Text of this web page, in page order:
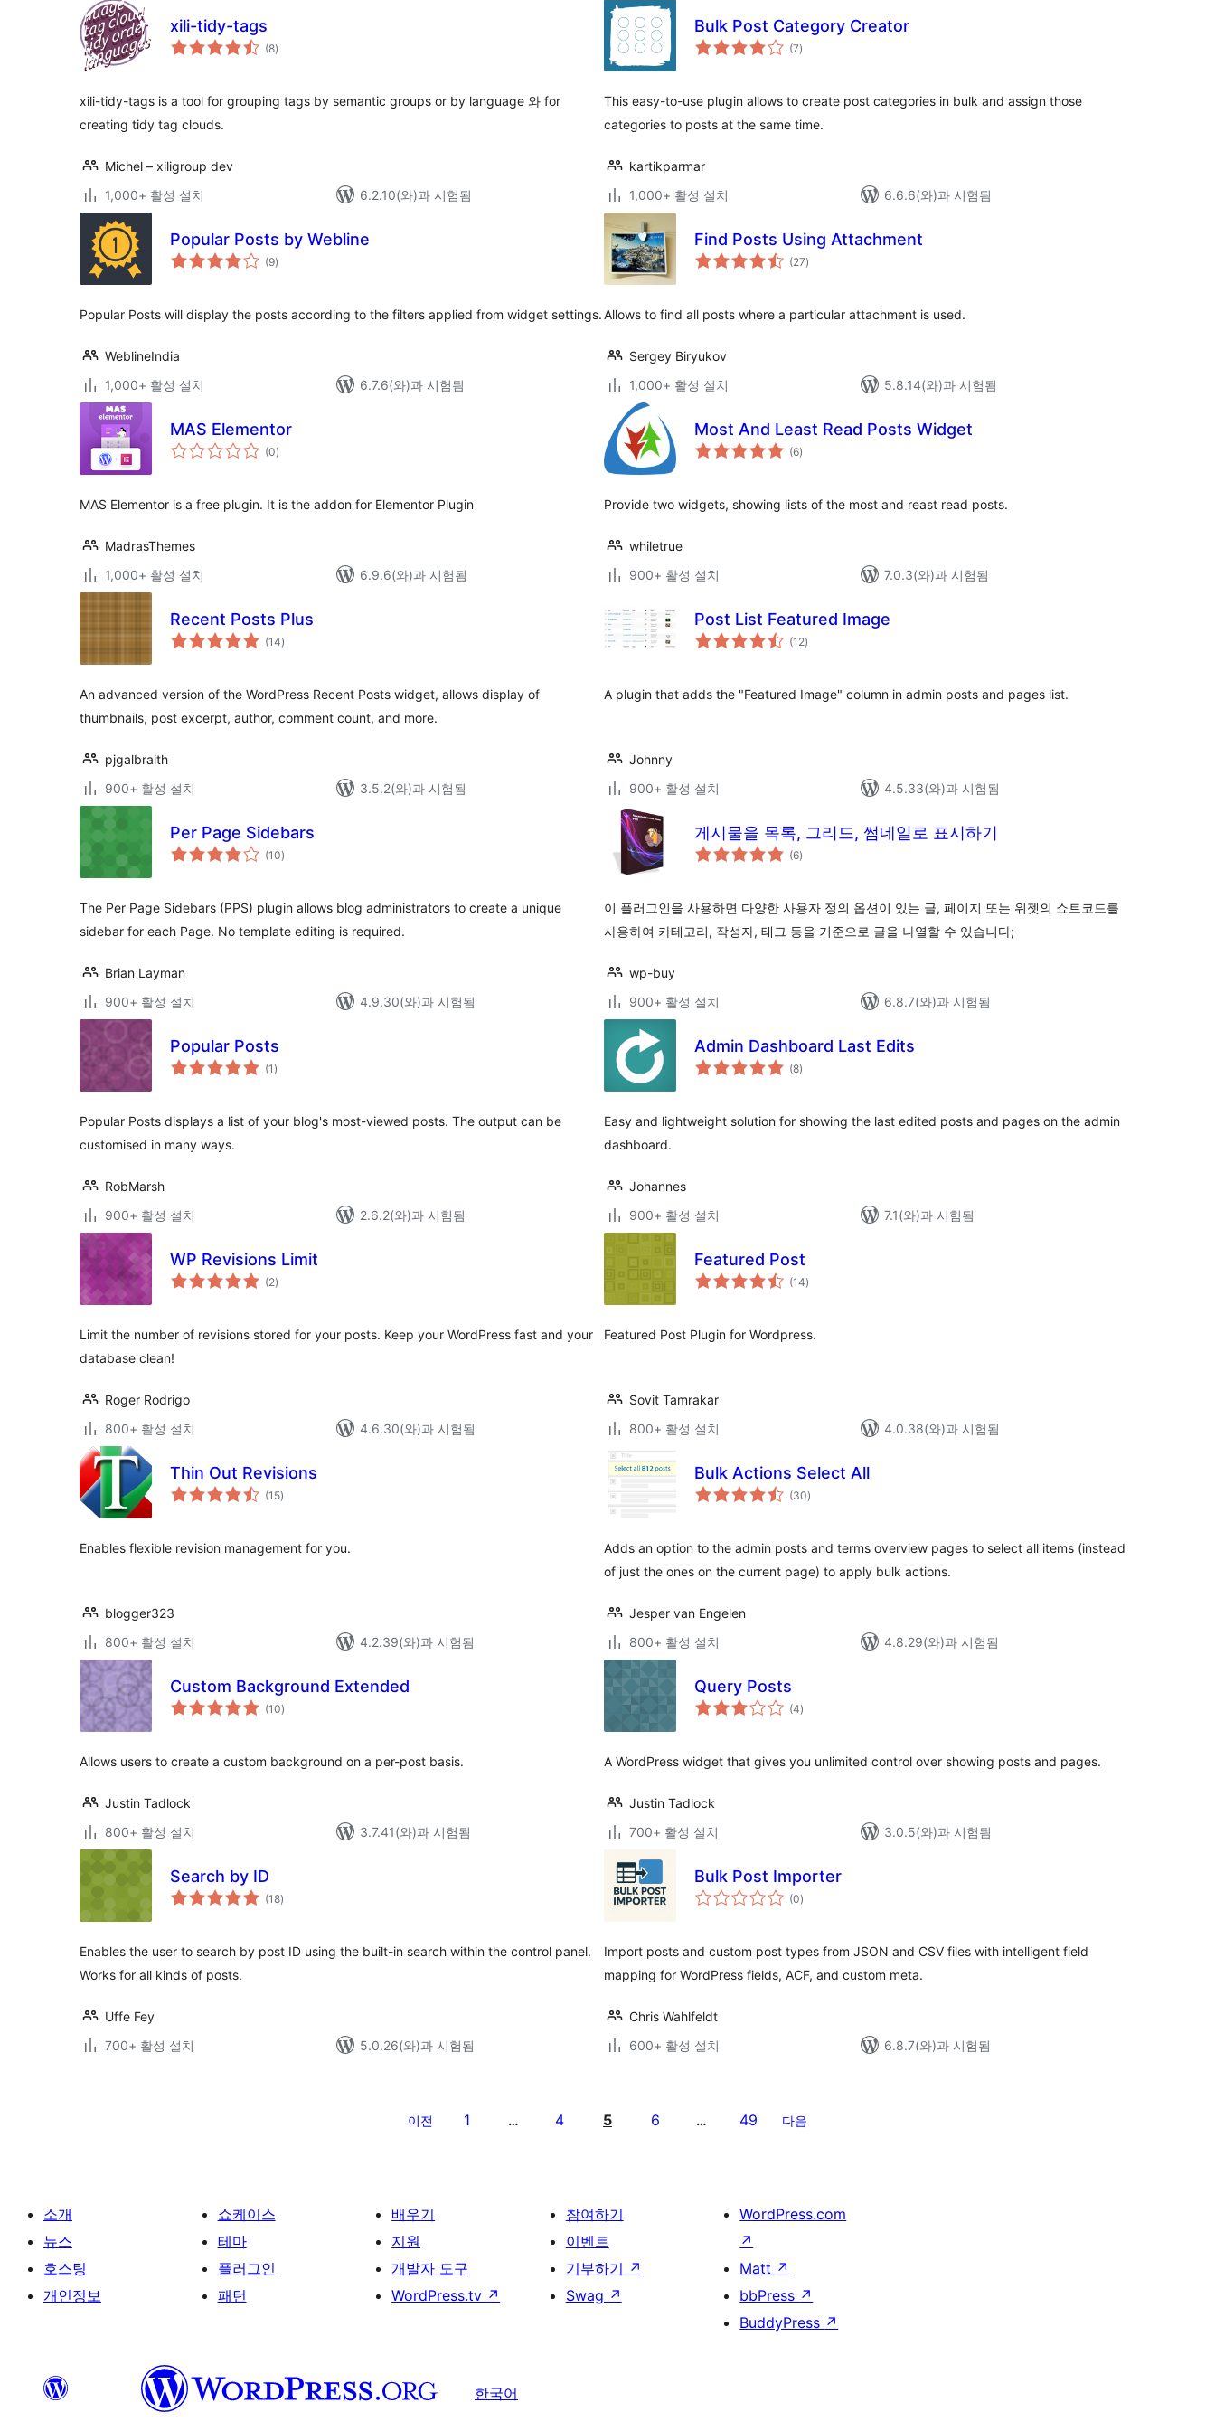
xili-tidy-tags
(8전
체)
xili-tidy-tags is a tool for grouping tags by semantic groups or by language 와 for
creating tidy tag clouds.
Michel – xiligroup dev
1,000+ 활성 설치
6.2.10(와)과 시험됨
Bulk Post Category Creator
(7전
체)
This easy-to-use plugin allows to create post categories in bulk and assign those
categories to posts at the same time.
kartikparmar
1,000+ 활성 설치
6.6.6(와)과 시험됨
Popular Posts by Webline
(9전
체)
Popular Posts will display the posts according to the filters applied from widget settings.
WeblineIndia
1,000+ 활성 설치
6.7.6(와)과 시험됨
Find Posts Using Attachment
(27전
체)
Allows to find all posts where a particular attachment is used.
Sergey Biryukov
1,000+ 활성 설치
5.8.14(와)과 시험됨
MAS Elementor
(0전
체)
MAS Elementor is a free plugin. It is the addon for Elementor Plugin
MadrasThemes
1,000+ 활성 설치
6.9.6(와)과 시험됨
Most And Least Read Posts Widget
(6전
체)
Provide two widgets, showing lists of the most and reast read posts.
whiletrue
900+ 활성 설치
7.0.3(와)과 시험됨
Recent Posts Plus
(14전
체)
An advanced version of the WordPress Recent Posts widget, allows display of
thumbnails, post excerpt, author, comment count, and more.
pjgalbraith
900+ 활성 설치
3.5.2(와)과 시험됨
Post List Featured Image
(12전
체)
A plugin that adds the "Featured Image" column in admin posts and pages list.
Johnny
900+ 활성 설치
4.5.33(와)과 시험됨
Per Page Sidebars
(10전
체)
The Per Page Sidebars (PPS) plugin allows blog administrators to create a unique
sidebar for each Page. No template editing is required.
Brian Layman
900+ 활성 설치
4.9.30(와)과 시험됨
게시물을 목록, 그리드, 썸네일로 표시하기
(6전
체)
이 플러그인을 사용하면 다양한 사용자 정의 옵션이 있는 글, 페이지 또는 위젯의 쇼트코드를
사용하여 카테고리, 작성자, 태그 등을 기준으로 글을 나열할 수 있습니다;
wp-buy
900+ 활성 설치
6.8.7(와)과 시험됨
Popular Posts
(1 전
체)
Popular Posts displays a list of your blog's most-viewed posts. The output can be
customised in many ways.
RobMarsh
900+ 활성 설치
2.6.2(와)과 시험됨
Admin Dashboard Last Edits
(8전
체)
Easy and lightweight solution for showing the last edited posts and pages on the admin
dashboard.
Johannes
900+ 활성 설치
7.1(와)과 시험됨
WP Revisions Limit
(2전
체)
Limit the number of revisions stored for your posts. Keep your WordPress fast and your
database clean!
Roger Rodrigo
800+ 활성 설치
4.6.30(와)과 시험됨
Featured Post
(14전
체)
Featured Post Plugin for Wordpress.
Sovit Tamrakar
800+ 활성 설치
4.0.38(와)과 시험됨
Thin Out Revisions
(15전
체)
Enables flexible revision management for you.
blogger323
800+ 활성 설치
4.2.39(와)과 시험됨
Bulk Actions Select All
(30전
체)
Adds an option to the admin posts and terms overview pages to select all items (instead
of just the ones on the current page) to apply bulk actions.
Jesper van Engelen
800+ 활성 설치
4.8.29(와)과 시험됨
Custom Background Extended
(10전
체)
Allows users to create a custom background on a per-post basis.
Justin Tadlock
800+ 활성 설치
3.7.41(와)과 시험됨
Query Posts
(4전
체)
A WordPress widget that gives you unlimited control over showing posts and pages.
Justin Tadlock
700+ 활성 설치
3.0.5(와)과 시험됨
Search by ID
(18전
체)
Enables the user to search by post ID using the built-in search within the control panel.
Works for all kinds of posts.
Uffe Fey
700+ 활성 설치
5.0.26(와)과 시험됨
Bulk Post Importer
(0전
체)
Import posts and custom post types from JSON and CSV files with intelligent field
mapping for WordPress fields, ACF, and custom meta.
Chris Wahlfeldt
600+ 활성 설치
6.8.7(와)과 시험됨
이전 1 … 4 5 6 … 49 다음
소개
뉴스
호스팅
개인정보
쇼케이스
테마
플러그인
패턴
배우기
지원
개발자 도구
WordPress.tv ↗
참여하기
이벤트
기부하기 ↗
Swag ↗
WordPress.com
↗
Matt ↗
bbPress ↗
BuddyPress ↗
한국어